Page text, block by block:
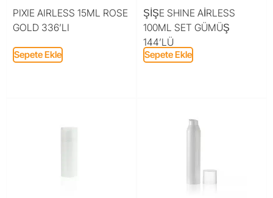
PIXIE AIRLESS 15ML ROSE
GOLD 336’LI
Sepete Ekle
ŞİŞE SHINE AİRLESS
100ML SET GÜMÜŞ
144’LÜ
Sepete Ekle